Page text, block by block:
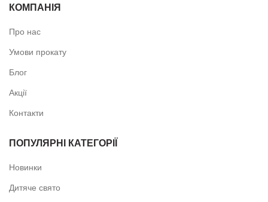
КОМПАНІЯ
Про нас
Умови прокату
Блог
Акції
Контакти
ПОПУЛЯРНІ КАТЕГОРІЇ
Новинки
Дитяче свято